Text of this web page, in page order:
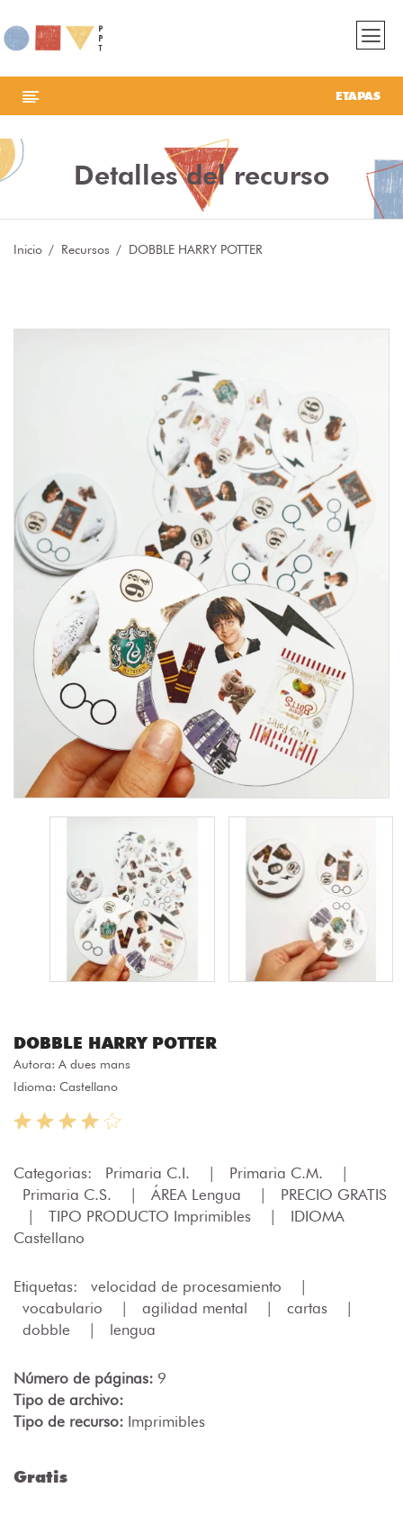
ETAPAS
Detalles del recurso
Inicio Recursos DOBBLE HARRY POTTER
DOBBLE HARRY POTTER
Autora: A dues mans
Idioma: Castellano
Categorias: Primaria C.I. | Primaria C.M.
|
Primaria C.S.
| ÁREA Lengua |
PRECIO GRATIS
|
TIPO PRODUCTO Imprimibles |
IDIOMA
Castellano
Etiquetas: velocidad de procesamiento
|
vocabulario
| agilidad mental | cartas
|
dobble
| lengua
Número de páginas: 9
Tipo de archivo:
Tipo de recurso: Imprimibles
Gratis